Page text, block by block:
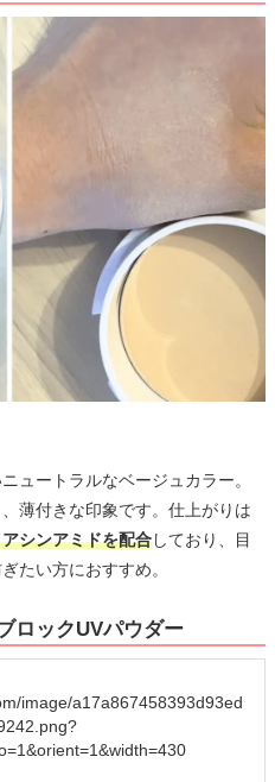
ュートラルなベージュカラー。
薄付きな印象です。仕上がりは
シンアミドを配合しており、目
たい方におすすめ。
ロックUVパウダー